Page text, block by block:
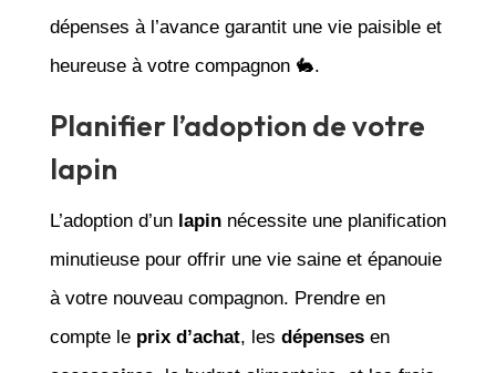
dépenses à l’avance garantit une vie paisible et
heureuse à votre compagnon 🐇.
Planifier l’adoption de votre
lapin
L’adoption d’un lapinnécessite une planification
minutieuse pour offrir une vie saine et épanouie
à votre nouveau compagnon. Prendre en
compte le prix d’achat, les dépensesen